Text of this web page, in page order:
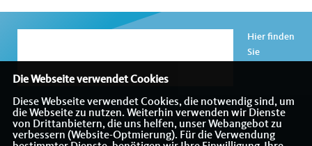
Hier finden
Sie
Informationen über den CDA Kreisverband Charlottenburg-
Wilmersdorf
Die Webseite verwendet Cookies
Diese Webseite verwendet Cookies, die notwendig sind, um
die Webseite zu nutzen. Weiterhin verwenden wir Dienste
von Drittanbietern, die uns helfen, unser Webangebot zu
verbessern (Website-Optmierung). Für die Verwendung